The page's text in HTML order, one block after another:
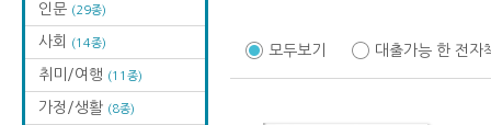
인문 (29종)
사회 (14종)
취미/여행 (11종)
가정/생활 (8종)
모두보기 대출가능 한 전자